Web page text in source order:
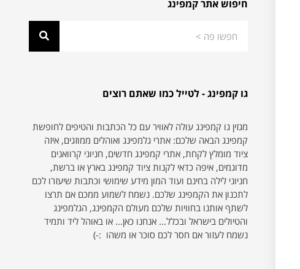
חיפוש אתר קמפינג
גו קמפינג - לטייל כמו שאתם רוצים
מגזין גו קמפינג עולה לאוויר עם כל הכתבות והטיפים לחופשת
קמפינג הבאה שלכם: אתרי גלמפינג ואוהלים ממוזגים, איזה
ציוד מומלץ לקחת, אתרי קמפינג חדשים, חניוני קרוואנים
מדוגמים, איפה כדאי לקנות ציוד קמפינג בארץ או ברשת,
חניוני לילה בחינם ועוד המון מידע שימושי וכתבות שיעזרו לכם
לתכנון את הקמפינג שלכם. נשמח לשמוע ממכם אם תרצו
לשתף אותנו בחוויות שלכם מעולם הקמפינג, הגלמפינג
והטיולים בישראל ובכלל… אנחנו כאן… או באוהל ליד ותמיד
נשמח לעזור אם חסר לכם סוכר או משהו :-)